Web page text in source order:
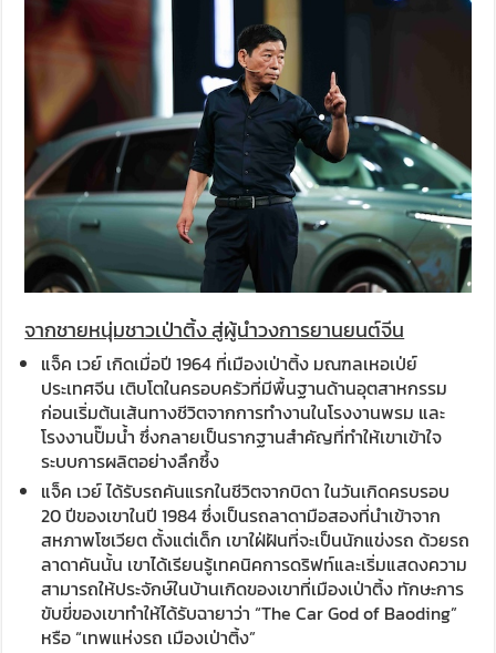
จากชายหนุ่มชาวเป่าติ้ง สู่ผู้นำวงการยานยนต์จีน
แจ็ค เวย์ เกิดเมื่อปี 1964 ที่เมืองเป่าติ้ง มณฑลเหอเป่ย์
ประเทศจีน เติบโตในครอบครัวที่มีพื้นฐานด้านอุตสาหกรรม
ก่อนเริ่มต้นเส้นทางชีวิตจากการทำงานในโรงงานพรม และ
โรงงานปั๊มน้ำ ซึ่งกลายเป็นรากฐานสำคัญที่ทำให้เขาเข้าใจ
ระบบการผลิตอย่างลึกซึ้ง
แจ็ค เวย์ ได้รับรถคันแรกในชีวิตจากบิดา ในวันเกิดครบรอบ
20 ปีของเขาในปี 1984 ซึ่งเป็นรถลาดามือสองที่นำเข้าจาก
สหภาพโซเวียต ตั้งแต่เด็ก เขาใฝ่ฝันที่จะเป็นนักแข่งรถ ด้วยรถ
ลาดาคันนั้น เขาได้เรียนรู้เทคนิคการดริฟท์และเริ่มแสดงความ
สามารถให้ประจักษ์ในบ้านเกิดของเขาที่เมืองเป่าติ้ง ทักษะการ
ขับขี่ของเขาทำให้ได้รับฉายาว่า “The Car God of Baoding”
หรือ “เทพแห่งรถ เมืองเป่าติ้ง”